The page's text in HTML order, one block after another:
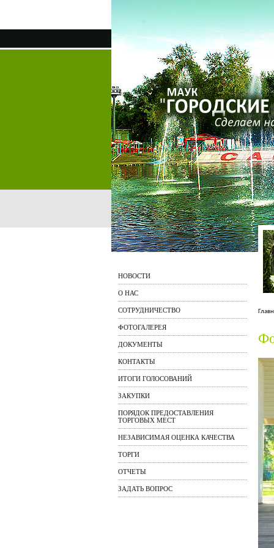
НОВОСТИ
О НАС
СОТРУДНИЧЕСТВО
ФОТОГАЛЕРЕЯ
ДОКУМЕНТЫ
КОНТАКТЫ
ИТОГИ ГОЛОСОВАНИЙ
ЗАКУПКИ
ПОРЯДОК ПРЕДОСТАВЛЕНИЯ
ТОРГОВЫХ МЕСТ
НЕЗАВИСИМАЯ ОЦЕНКА КАЧЕСТВА
ТОРГИ
ОТЧЕТЫ
ЗАДАТЬ ВОПРОС